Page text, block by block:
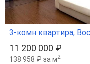
3-комн квартира,
11 200 000 ₽
138 958 ₽ за м2